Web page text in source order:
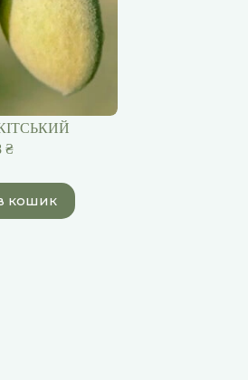
₴
кошик